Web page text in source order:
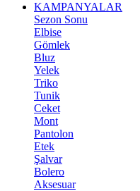
KAMPANYALAR
Sezon Sonu
Elbise
Gömlek
Bluz
Yelek
Triko
Tunik
Ceket
Mont
Pantolon
Etek
Şalvar
Bolero
Aksesuar